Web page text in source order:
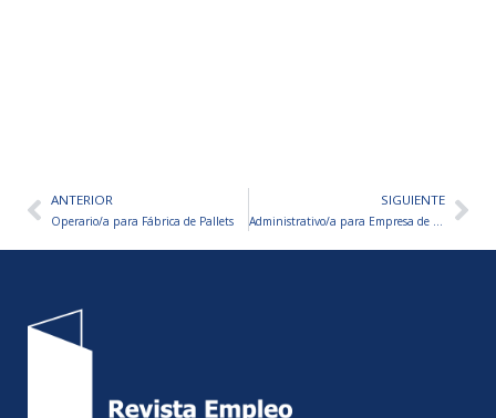
AntANTERIOR
Operario/a para Fábrica de Pallets
SIGUIENTE
Administrativo/a para Empresa de Productos de Cotillón